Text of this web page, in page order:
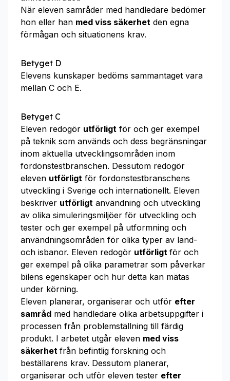
När eleven samråder med handledare bedömer
hon eller han med viss säkerhet den egna
förmågan och situationens krav.
Betyget D
Elevens kunskaper bedöms sammantaget vara
mellan C och E.
Betyget C
Eleven redogör utförligt för och ger exempel
på teknik som används och dess begränsningar
inom aktuella utvecklingsområden inom
fordonstestbranschen. Dessutom redogör
eleven utförligt för fordonstestbranschens
utveckling i Sverige och internationellt. Eleven
beskriver utförligt användning och utveckling
av olika simuleringsmiljöer för utveckling och
tester och ger exempel på utformning och
användningsområden för olika typer av land-
och isbanor. Eleven redogör utförligt för och
ger exempel på olika parametrar som påverkar
bilens egenskaper och hur detta kan mätas
under körning.
Eleven planerar, organiserar och utför efter
samråd med handledare olika arbetsuppgifter i
processen från problemställning till färdig
produkt. I arbetet utgår eleven med viss
säkerhet från befintlig forskning och
beställarens krav. Dessutom planerar,
organiserar och utför eleven tester efter